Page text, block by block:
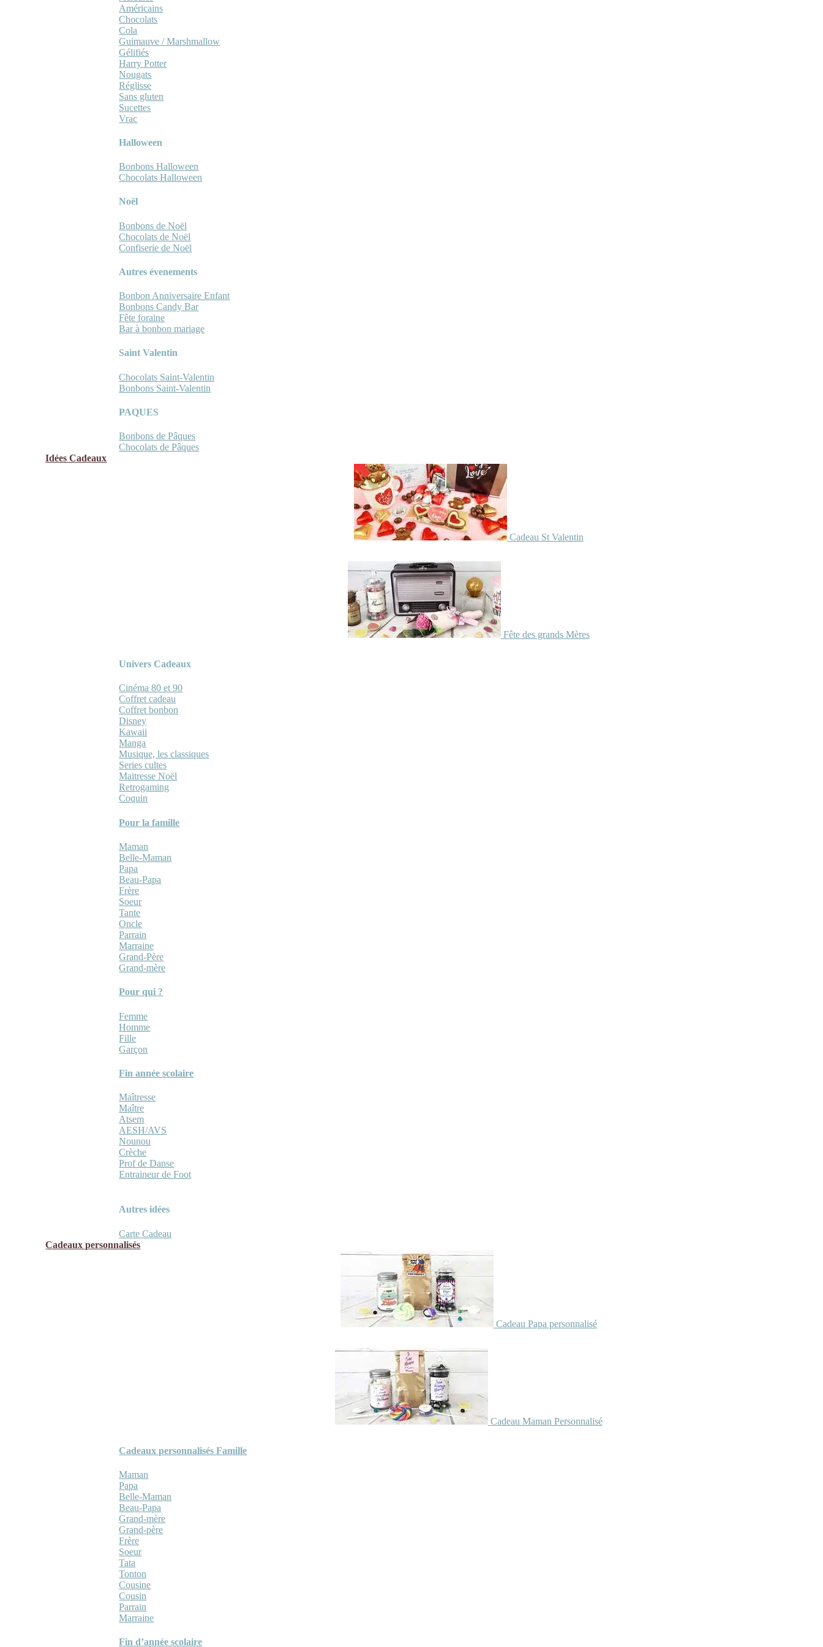
Américains
Chocolats
Cola
Guimauve / Marshmallow
Gélifiés
Harry Potter
Nougats
Réglisse
Sans gluten
Sucettes
Vrac
Halloween
Bonbons Halloween
Chocolats Halloween
Noël
Bonbons de Noël
Chocolats de Noël
Confiserie de Noël
Autres évenements
Bonbon Anniversaire Enfant
Bonbons Candy Bar
Fête foraine
Bar à bonbon mariage
Saint Valentin
Chocolats Saint-Valentin
Bonbons Saint-Valentin
PAQUES
Bonbons de Pâques
Chocolats de Pâques
Idées Cadeaux
Cadeau St Valentin
Fête des grands Mères
Univers Cadeaux
Cinéma 80 et 90
Coffret cadeau
Coffret bonbon
Disney
Kawaii
Manga
Musique, les classiques
Series cultes
Maitresse Noël
Retrogaming
Coquin
Pour la famille
Maman
Belle-Maman
Papa
Beau-Papa
Frère
Soeur
Tante
Oncle
Parrain
Marraine
Grand-Père
Grand-mère
Pour qui ?
Femme
Homme
Fille
Garçon
Fin année scolaire
Maîtresse
Maître
Atsem
AESH/AVS
Nounou
Crèche
Prof de Danse
Entraineur de Foot
Autres idées
Carte Cadeau
Cadeaux personnalisés
Cadeau Papa personnalisé
Cadeau Maman Personnalisé
Cadeaux personnalisés Famille
Maman
Papa
Belle-Maman
Beau-Papa
Grand-mère
Grand-père
Frère
Soeur
Tata
Tonton
Cousine
Cousin
Parrain
Marraine
Fin d’année scolaire